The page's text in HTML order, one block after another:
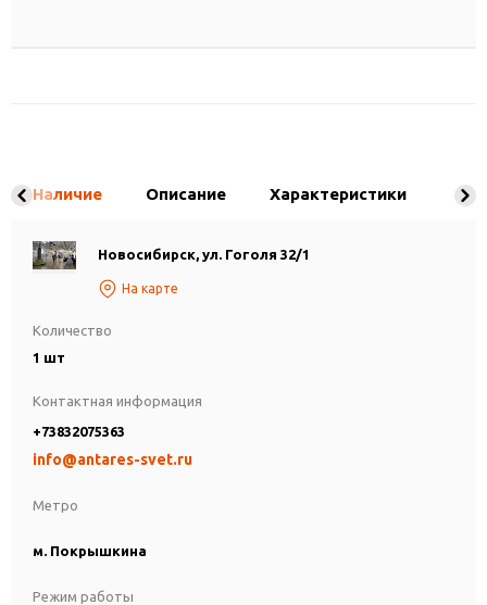
Наличие Описание Характеристики
Новосибирск, ул. Гоголя 32/1
На карте
Количество
1 шт
Метро
м. Покрышкина
Контактная информация
+73832075363
info@antares-svet.ru
Режим работы